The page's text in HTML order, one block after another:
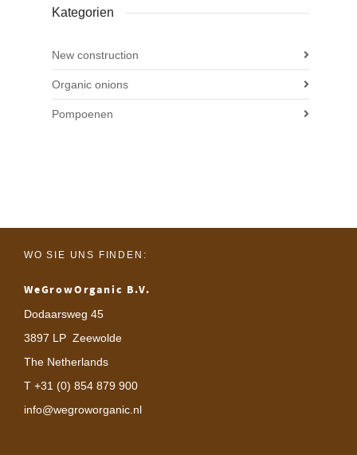
Kategorien
New construction
Organic onions
Pompoenen
WO SIE UNS FINDEN:
WeGrowOrganic B.V.
Dodaarsweg 45
3897 LP Zeewolde
The Netherlands
T +31 (0) 854 879 900
info@wegroworganic.nl